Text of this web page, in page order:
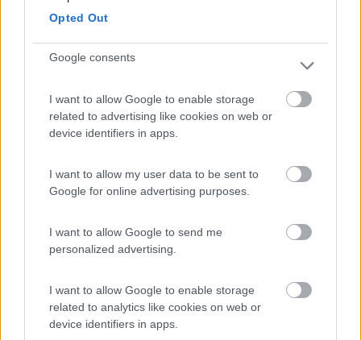
Opted Out
Google consents
I want to allow Google to enable storage
related to advertising like cookies on web or
device identifiers in apps.
I want to allow my user data to be sent to
Google for online advertising purposes.
I want to allow Google to send me
personalized advertising.
I want to allow Google to enable storage
related to analytics like cookies on web or
device identifiers in apps.
(104)
7.8 Camping Village Laguna Blu
Alghero (SS)